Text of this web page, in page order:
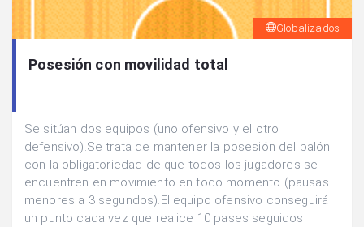
Globalizados
Posesión con movilidad total
Se sitúan dos equipos (uno ofensivo y el otro
defensivo).Se trata de mantener la posesión del balón
con la obligatoriedad de que todos los jugadores se
encuentren en movimiento en todo momento (pausas
menores a 3 segundos).El equipo ofensivo conseguirá
un punto cada vez que realice 10 pases seguidos.